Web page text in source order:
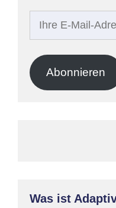
Adresse
Abonnieren
Was ist